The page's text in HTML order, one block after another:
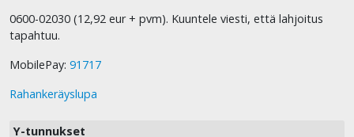
0600-02030 (12,92 eur + pvm). Kuuntele viesti, että lahjoitus
tapahtuu.
MobilePay: 91717
Rahankeräyslupa
Y-tunnukset